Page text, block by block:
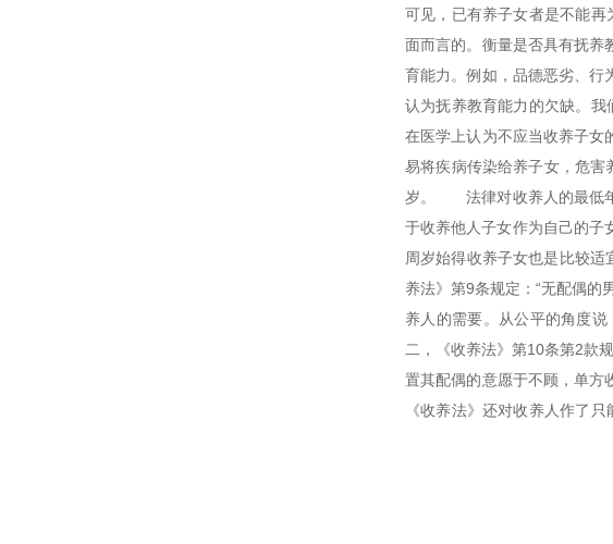
可见，已有养子女者是不能
面而言的。衡量是否具有抚养
育能力。例如，品德恶劣、行
认为抚养教育能力的欠缺。
在医学上认为不应当收养子
易将疾病传染给养子女，危
岁。 法律对收养人的最低年
于收养他人子女作为自己的子
周岁始得收养子女也是比较
养法》第9条规定：“无配偶的
养人的需要。从公平的角度
二，《收养法》第10条第2款
置其配偶的意愿于不顾，单
《收养法》还对收养人作了